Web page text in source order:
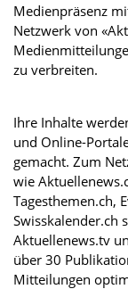
Medienpräsenz
Netzwerk von
zu verbreiten.
Ihre Inhalte
und Online-
gemacht. Zum
wie
Tagesthemen.ch,
Swisskalender.ch
Aktuellenews.tv
über 30
Mitteilungen